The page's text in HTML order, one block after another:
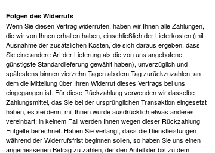
Folgen des Widerrufs
Wenn Sie diesen Vertrag widerrufen, haben wir Ihnen alle Zahlungen,
die wir von Ihnen erhalten haben, einschließlich der Lieferkosten (mit
Ausnahme der zusätzlichen Kosten, die sich daraus ergeben, dass
Sie eine andere Art der Lieferung als die von uns angebotene,
günstigste Standardlieferung gewählt haben), unverzüglich und
spätestens binnen vierzehn Tagen ab dem Tag zurückzuzahlen, an
dem die Mitteilung über Ihren Widerruf dieses Vertrags bei uns
eingegangen ist. Für diese Rückzahlung verwenden wir dasselbe
Zahlungsmittel, das Sie bei der ursprünglichen Transaktion eingesetzt
haben, es sei denn, mit Ihnen wurde ausdrücklich etwas anderes
vereinbart; in keinem Fall werden Ihnen wegen dieser Rückzahlung
Entgelte berechnet. Haben Sie verlangt, dass die Dienstleistungen
während der Widerrufsfrist beginnen sollen, so haben Sie uns einen
angemessenen Betrag zu zahlen, der den Anteil der bis zu dem